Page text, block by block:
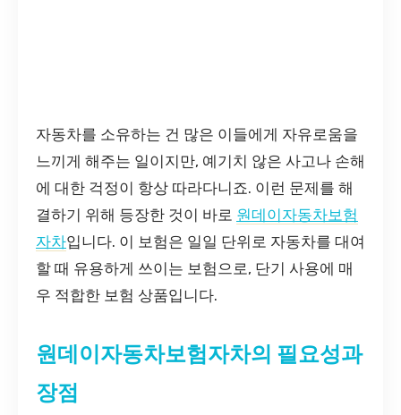
자동차를 소유하는 건 많은 이들에게 자유로움을
느끼게 해주는 일이지만, 예기치 않은 사고나 손해
에 대한 걱정이 항상 따라다니죠. 이런 문제를 해
결하기 위해 등장한 것이 바로 원데이자동차보험
자차입니다. 이 보험은 일일 단위로 자동차를 대여
할 때 유용하게 쓰이는 보험으로, 단기 사용에 매
우 적합한 보험 상품입니다.
원데이자동차보험자차의 필요성과
장점